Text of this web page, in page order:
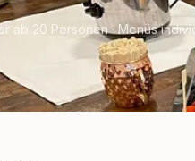
ab 20 Personen · Menüs